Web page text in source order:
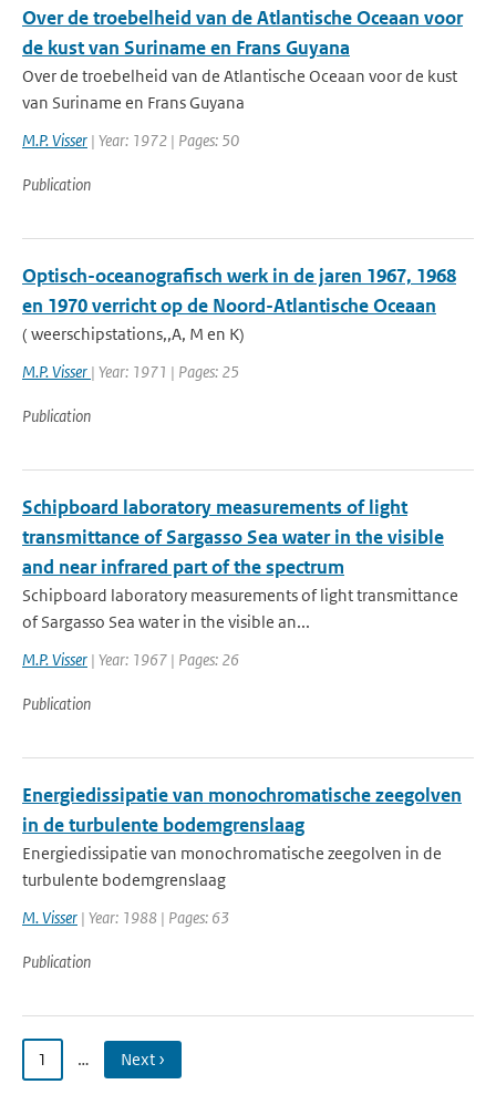
Over de troebelheid van de Atlantische Oceaan voor
de kust van Suriname en Frans Guyana
Over de troebelheid van de Atlantische Oceaan voor de kust
van Suriname en Frans Guyana
M.P. Visser | Year: 1972 | Pages: 50
Publication
Optisch-oceanografisch werk in de jaren 1967, 1968
en 1970 verricht op de Noord-Atlantische Oceaan
( weerschipstations,,A, M en K)
M.P. Visser | Year: 1971 | Pages: 25
Publication
Schipboard laboratory measurements of light
transmittance of Sargasso Sea water in the visible
and near infrared part of the spectrum
Schipboard laboratory measurements of light transmittance
of Sargasso Sea water in the visible an...
M.P. Visser | Year: 1967 | Pages: 26
Publication
Energiedissipatie van monochromatische zeegolven
in de turbulente bodemgrenslaag
Energiedissipatie van monochromatische zeegolven in de
turbulente bodemgrenslaag
M. Visser | Year: 1988 | Pages: 63
Publication
1 … Next ›